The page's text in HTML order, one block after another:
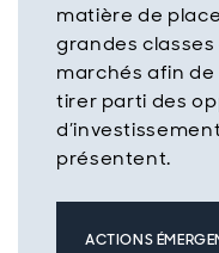
matière de
grandes classes
marchés afin
tirer parti des
présentent.
ACTIONS